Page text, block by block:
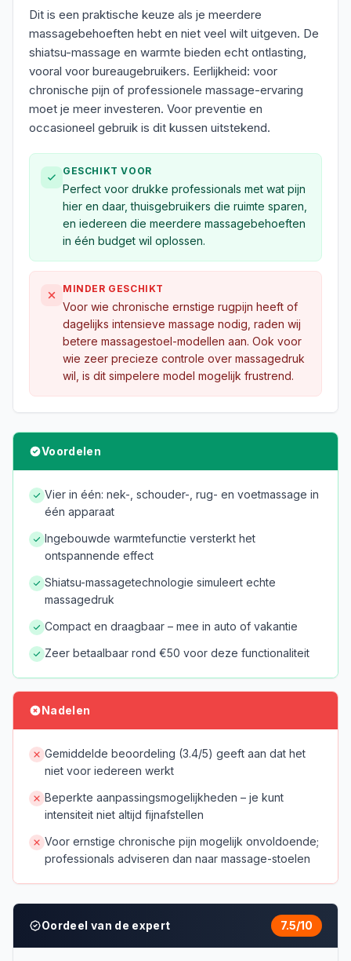
Dit is een praktische keuze als je meerdere
massagebehoeften hebt en niet veel wilt uitgeven. De
shiatsu-massage en warmte bieden echt ontlasting,
vooral voor bureaugebruikers. Eerlijkheid: voor
chronische pijn of professionele massage-ervaring
moet je meer investeren. Voor preventie en
occasioneel gebruik is dit kussen uitstekend.
GESCHIKT VOOR
Perfect voor drukke professionals met wat pijn
hier en daar, thuisgebruikers die ruimte sparen,
en iedereen die meerdere massagebehoeften
in één budget wil oplossen.
MINDER GESCHIKT
Voor wie chronische ernstige rugpijn heeft of
dagelijks intensieve massage nodig, raden wij
betere massagestoel-modellen aan. Ook voor
wie zeer precieze controle over massagedruk
wil, is dit simpelere model mogelijk frustrend.
Voordelen
Vier in één: nek-, schouder-, rug- en voetmassage in
één apparaat
Ingebouwde warmtefunctie versterkt het
ontspannende effect
Shiatsu-massagetechnologie simuleert echte
massagedruk
Compact en draagbaar – mee in auto of vakantie
Zeer betaalbaar rond €50 voor deze functionaliteit
Nadelen
Gemiddelde beoordeling (3.4/5) geeft aan dat het
niet voor iedereen werkt
Beperkte aanpassingsmogelijkheden – je kunt
intensiteit niet altijd fijnafstellen
Voor ernstige chronische pijn mogelijk onvoldoende;
professionals adviseren dan naar massage-stoelen
Oordeel van de expert 7.5/10